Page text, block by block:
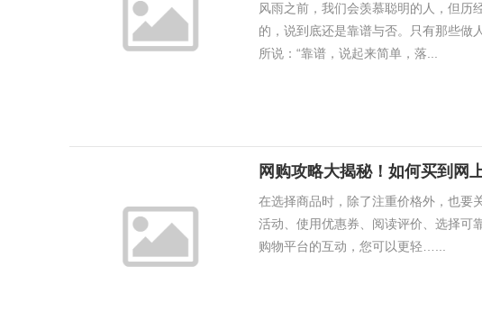
风雨之前，我们会羡慕聪明的人，但历
的，说到底还是靠谱与否。只有那些做
所说：“靠谱，说起来简单，落...
网购攻略大揭秘！如何买到网
在选择商品时，除了注重价格外，也要
活动、使用优惠券、阅读评价、选择可
购物平台的互动，您可以更轻…...